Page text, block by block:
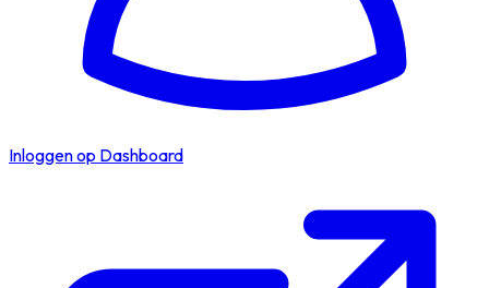
Inloggen op Dashboard